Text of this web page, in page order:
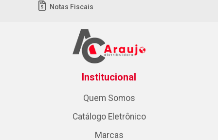
Notas Fiscais
Institucional
Quem Somos
Catálogo Eletrônico
Marcas